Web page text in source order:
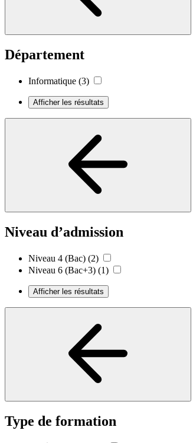
Département
Informatique (3)
Afficher les résultats
Niveau d’admission
Niveau 4 (Bac) (2)
Niveau 6 (Bac+3) (1)
Afficher les résultats
Type de formation